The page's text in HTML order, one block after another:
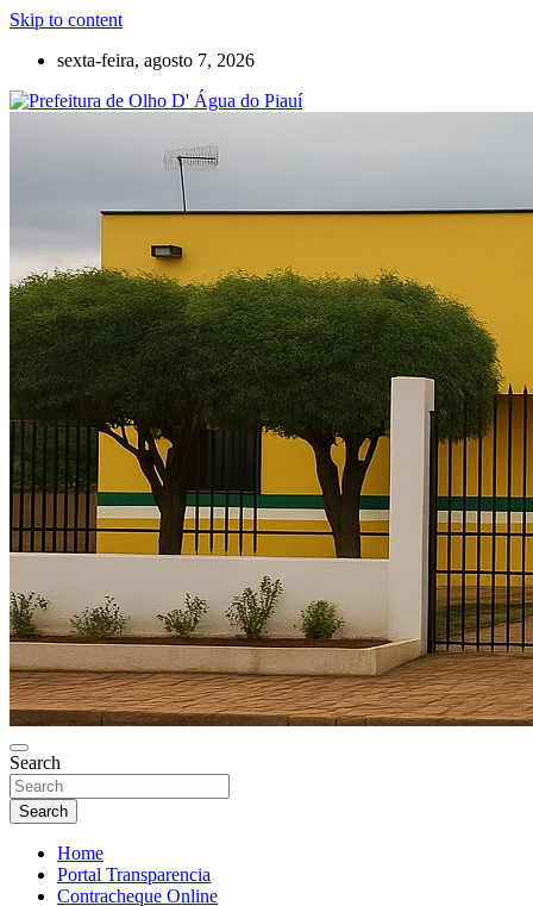
Skip to content
sexta-feira, agosto 7, 2026
Prefeitura de Olho D' Água do Piauí
Olho D'Agua do Piauí – Piauí – Brasil
Search
Search
Home
Portal Transparencia
Contracheque Online